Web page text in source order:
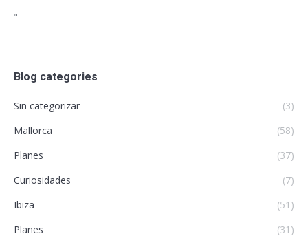
"
Blog categories
Sin categorizar
(3)
Mallorca
(58)
Planes
(37)
Curiosidades
(7)
Ibiza
(51)
Planes
(31)